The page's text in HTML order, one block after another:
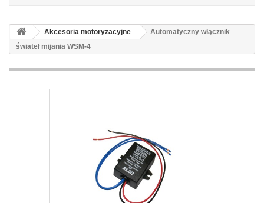
Akcesoria motoryzacyjne
Automatyczny włącznik
świateł mijania WSM-4